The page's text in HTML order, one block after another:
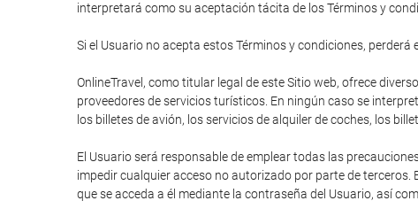
interpretará como su aceptación tácita de los Términos y
Si el Usuario no acepta estos Términos y condiciones, perderá
OnlineTravel, como titular legal de este Sitio web, ofrece
proveedores de servicios turísticos. En ningún caso se
los billetes de avión, los servicios de alquiler de coches, los
El Usuario será responsable de emplear todas las
impedir cualquier acceso no autorizado por parte de
que se acceda a él mediante la contraseña del Usuario, así